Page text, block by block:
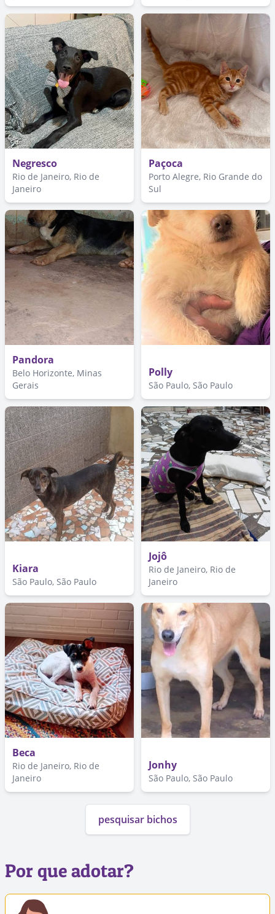
Negresco
Rio de Janeiro, Rio de
Janeiro
Paçoca
Porto Alegre, Rio Grande do
Sul
Pandora
Belo Horizonte, Minas
Gerais
Polly
São Paulo, São Paulo
Kiara
São Paulo, São Paulo
Jojô
Rio de Janeiro, Rio de
Janeiro
Beca
Rio de Janeiro, Rio de
Janeiro
Jonhy
São Paulo, São Paulo
pesquisar bichos
Por que adotar?